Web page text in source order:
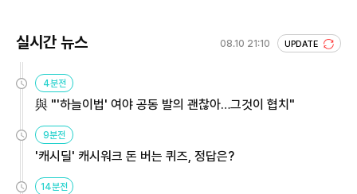
실시간 뉴스 08.10 21:10 UPDATE
4분전
與 "'하늘이법' 여야 공동 발의 괜찮아…그것이 협치"
9분전
'캐시딜' 캐시워크 돈 버는 퀴즈, 정답은?
14분전